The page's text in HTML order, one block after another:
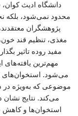
دانشگاه ادیث
محدود نمی‌شود، بلکه
پژوهشگران
مغذی، تنظیم قند
مفید روده تاثیر
مهم‌ترین
می‌شود. استخوان‌های
موضوعی که به‌ویژه در
می‌کند. نتایج
استخوان‌ها و کاهش